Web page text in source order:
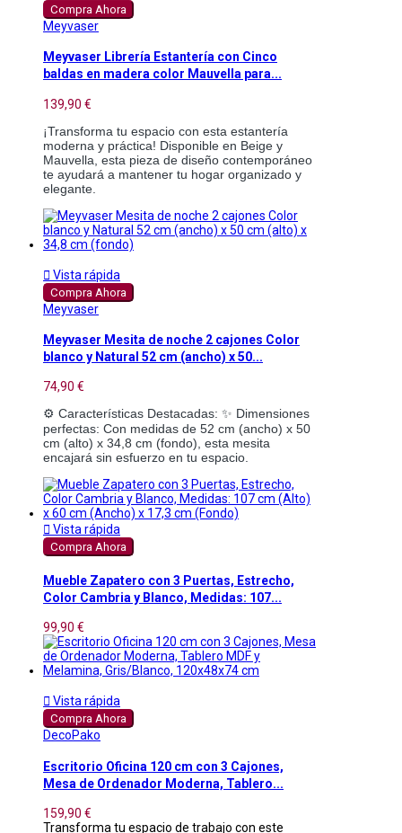
Compra Ahora
Meyvaser
Meyvaser Librería Estantería con Cinco
baldas en madera color Mauvella para...
139,90 €
¡Transforma tu espacio con esta estantería
moderna y práctica! Disponible en Beige y
Mauvella, esta pieza de diseño contemporáneo
te ayudará a mantener tu hogar organizado y
elegante.
 Vista rápida
Compra Ahora
Meyvaser
Meyvaser Mesita de noche 2 cajones Color
blanco y Natural 52 cm (ancho) x 50...
74,90 €
⚙️ Características Destacadas: ✨ Dimensiones
perfectas: Con medidas de 52 cm (ancho) x 50
cm (alto) x 34,8 cm (fondo), esta mesita
encajará sin esfuerzo en tu espacio.
 Vista rápida
Compra Ahora
Mueble Zapatero con 3 Puertas, Estrecho,
Color Cambria y Blanco, Medidas: 107...
99,90 €
 Vista rápida
Compra Ahora
DecoPako
Escritorio Oficina 120 cm con 3 Cajones,
Mesa de Ordenador Moderna, Tablero...
159,90 €
Transforma tu espacio de trabajo con este